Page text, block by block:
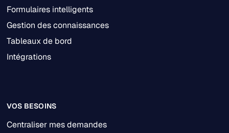
Formulaires intelligents
Gestion des connaissances
Tableaux de bord
Intégrations
VOS BESOINS
Centraliser mes demandes